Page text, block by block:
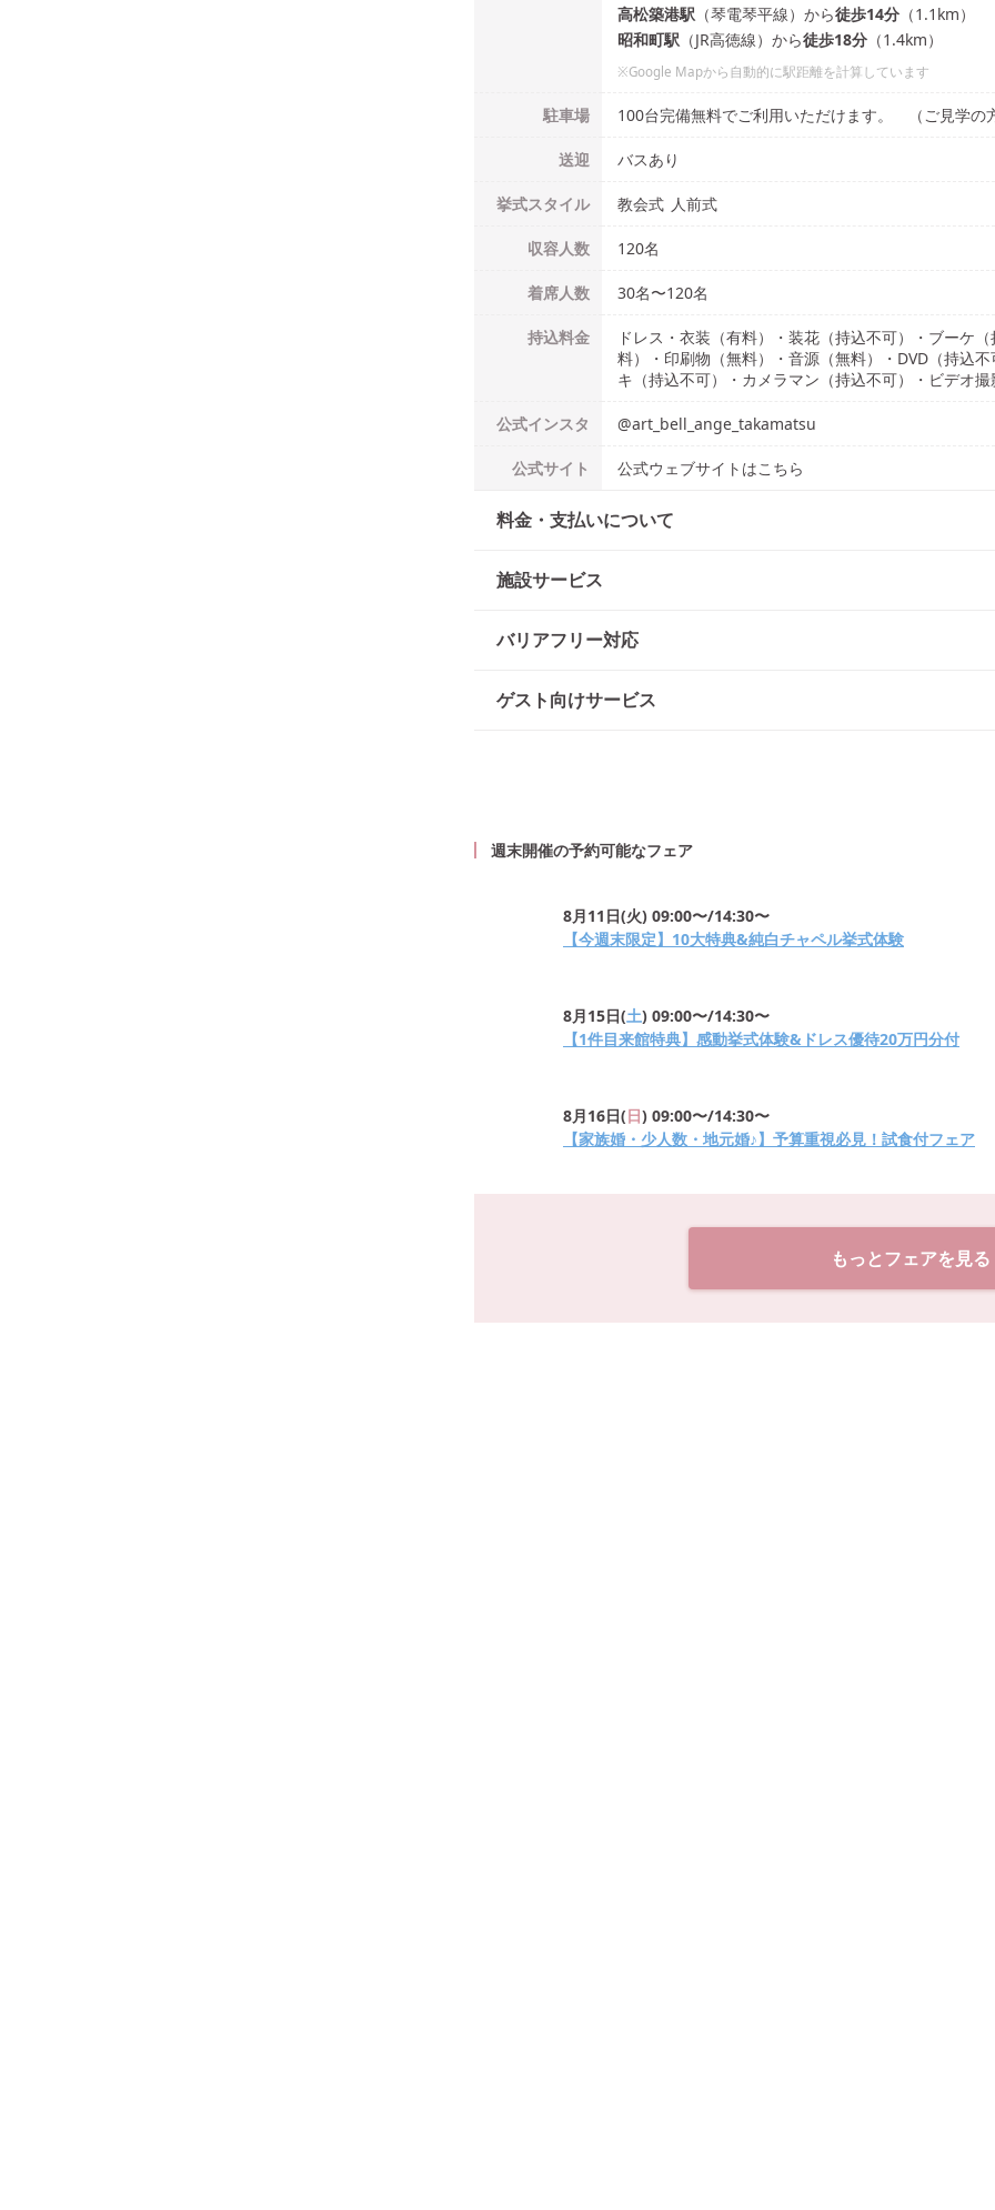
高松築港駅 （琴電琴平線） から徒歩14分 （1.1 km）
昭和町駅 （JR高徳線） から徒歩18分 （1.4km）
※Google Mapから自動的に駅距離を計算しています
駐車場 100台完備無料でご利用いただけます。 （ご見学の
送迎 バスあり
挙式スタイル 教会式 人前式
収容人数 120名
着席人数 30名〜120名
持込料金
ドレス・衣装（有料）・装花（持込不可）・ブーケ
料）・印刷物（無料）・音源（無料）・DVD（持込
キ（持込不可）・カメラマン（持込不可）・ビデオ撮
公式インスタ @art_bell_ange_takamatsu
公式サイト 公式ウェブサイトはこちら
料金・支払いについて
施設サービス
バリアフリー対応
ゲスト向けサービス
週末開催の予約可能なフェア
8月11日(火) 09:00〜/14:30〜
【今週末限定】10大特典&純白チャペル挙式体験
8月15日(土) 09:00〜/14:30〜
【1件目来館特典】感動挙式体験&ドレス優待20万円分付
8月16日(日) 09:00〜/14:30〜
【家族婚・少人数・地元婚♪】予算重視必見！試食付フェア
もっとフェアを見る